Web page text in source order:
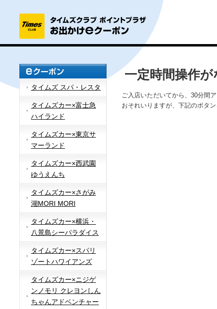
タイムズ スパ・レスタ
タイムズカー×富士急
ハイランド
タイムズカー×東京サ
マーランド
タイムズカー×西武園
ゆうえんち
タイムズカー×さがみ
湖MORI MORI
タイムズカー×横浜・
八景島シーパラダイス
タイムズカー×スパリ
ゾートハワイアンズ
タイムズカー×ニジゲ
ンノモリ クレヨンしん
ちゃんアドベンチャー
一定時間操作
ご入店いただいてから、30分間
おそれいりますが、下記のボタ